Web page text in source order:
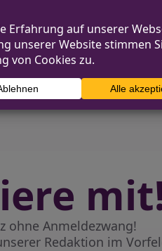
Polizeiliche Kontrollen
ohne Anmeldezwang!
Redaktion im